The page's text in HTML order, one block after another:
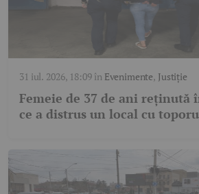
31 iul. 2026, 18:09în Evenimente, Justiție
Femeie de 37 de ani reținută
ce a distrus un local cu